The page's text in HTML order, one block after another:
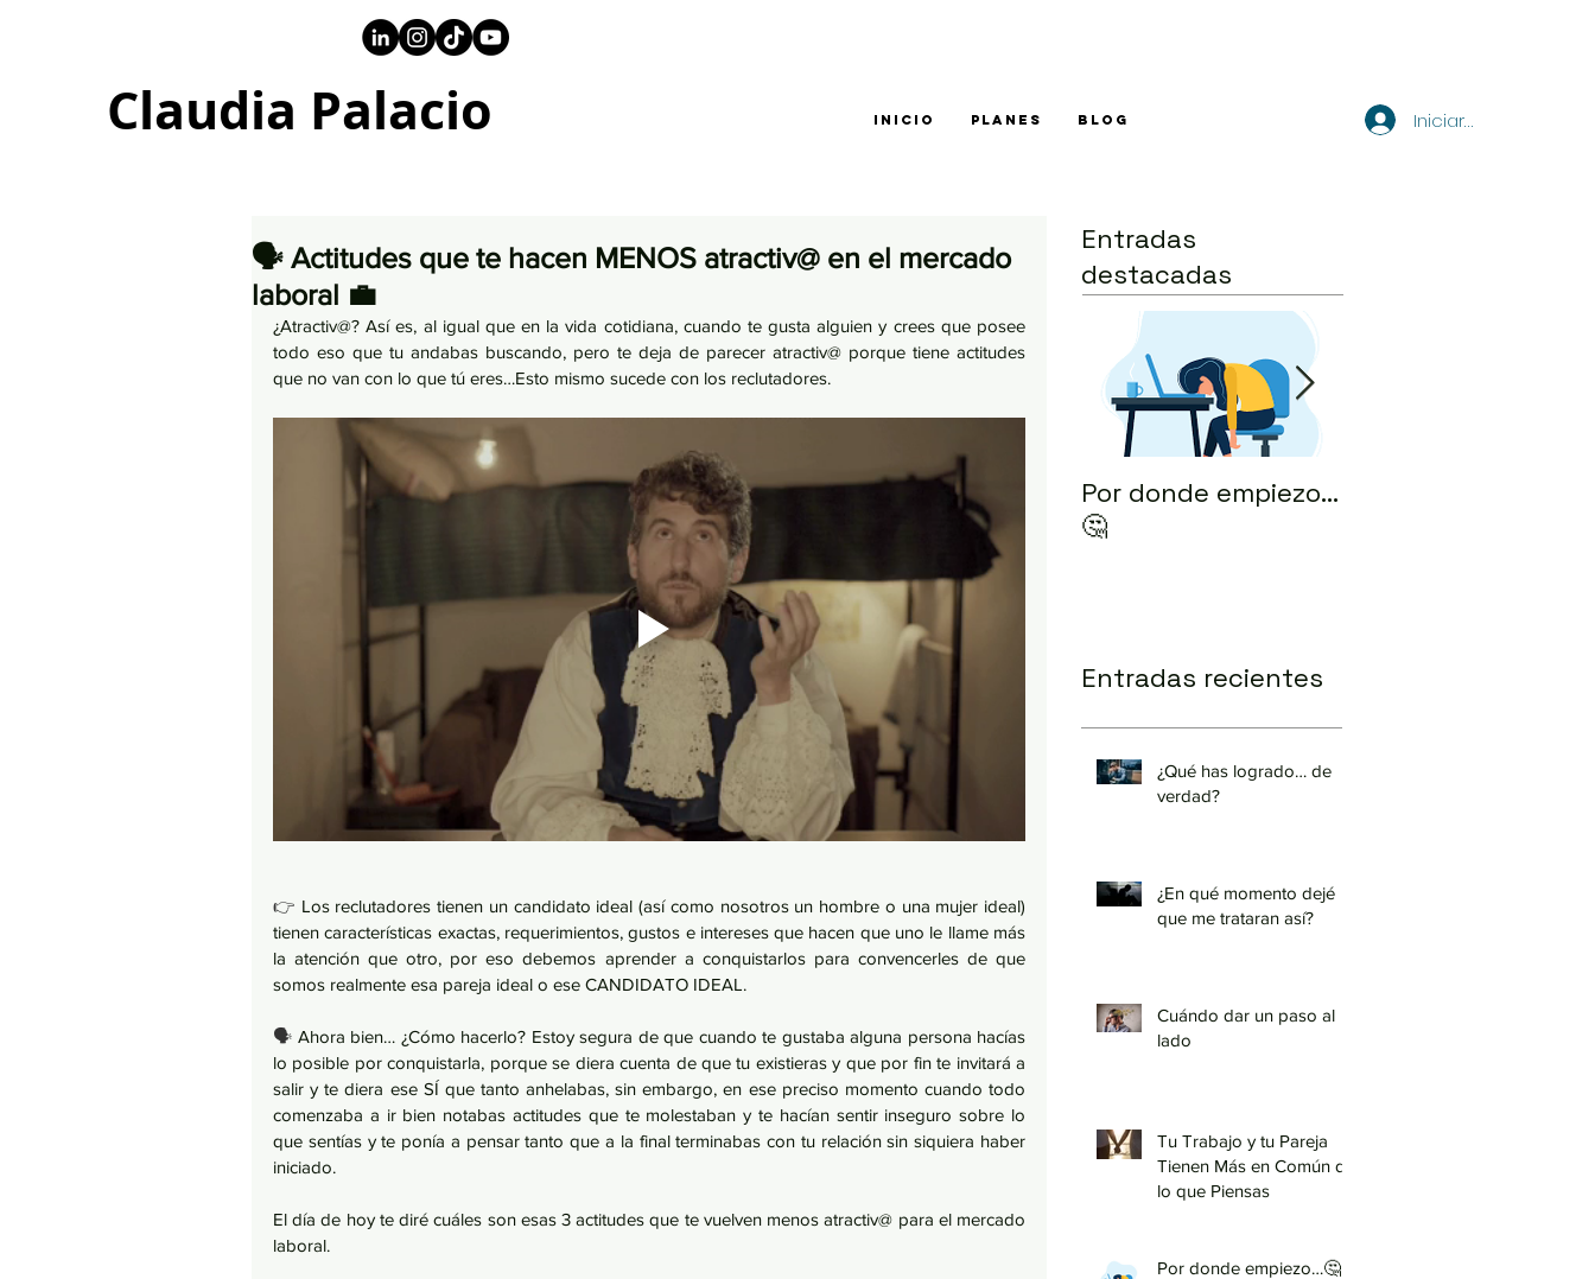
Claudia Palacio INICIO PLANES BLOG Iniciar sesión
🗣 Actitudes que te hacen MENOS atractiv@ en el mercado
laboral 💼
¿Atractiv@? Así es, al igual que en la vida cotidiana, cuando te gusta alguien y crees que posee
todo eso que tu andabas buscando, pero te deja de parecer atractiv@ porque tiene actitudes
que no van con lo que tú eres…Esto mismo sucede con los reclutadores.
👉 Los reclutadores tienen un candidato ideal (así como nosotros un hombre o una mujer ideal)
tienen características exactas, requerimientos, gustos e intereses que hacen que uno le llame más
la atención que otro, por eso debemos aprender a conquistarlos para convencerles de que
somos realmente esa pareja ideal o ese CANDIDATO IDEAL.
🗣 Ahora bien… ¿Cómo hacerlo? Estoy segura de que cuando te gustaba alguna persona hacías
lo posible por conquistarla, porque se diera cuenta de que tu existieras y que por fin te invitará a
salir y te diera ese SÍ que tanto anhelabas, sin embargo, en ese preciso momento cuando todo
comenzaba a ir bien notabas actitudes que te molestaban y te hacían sentir inseguro sobre lo
que sentías y te ponía a pensar tanto que a la final terminabas con tu relación sin siquiera haber
iniciado.
El día de hoy te diré cuáles son esas 3 actitudes que te vuelven menos atractiv@ para el mercado
laboral.
Entradas
destacadas
Por donde empiezo…
🤔
Entradas recientes
¿Qué has logrado… de
verdad?
¿En qué momento dejé
que me trataran así?
Cuándo dar un paso al
lado
Tu Trabajo y tu Pareja
Tienen Más en Común de
lo que Piensas
Por donde empiezo…🤔